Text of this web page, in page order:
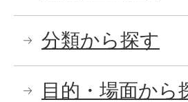
分類から探す
目的・場面から